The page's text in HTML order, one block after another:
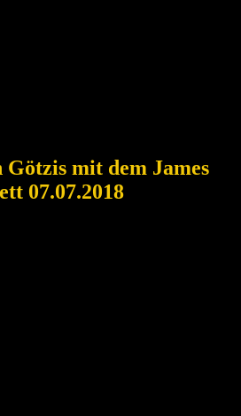
mit dem James
07.07.2018